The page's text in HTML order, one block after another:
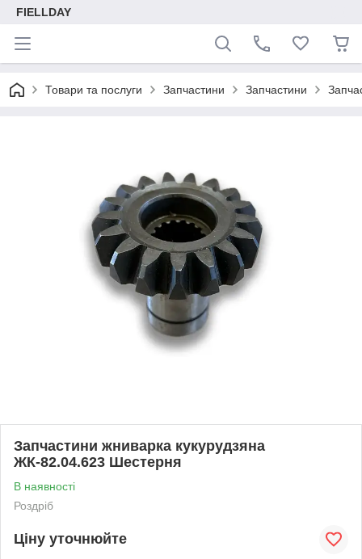
FIELLDAY
Товари та послуги Запчастини Запчастини
Запчастини жниварка кукурудзяна
ЖК-82.04.623 Шестерня
В наявності
Роздріб
Ціну уточнюйте